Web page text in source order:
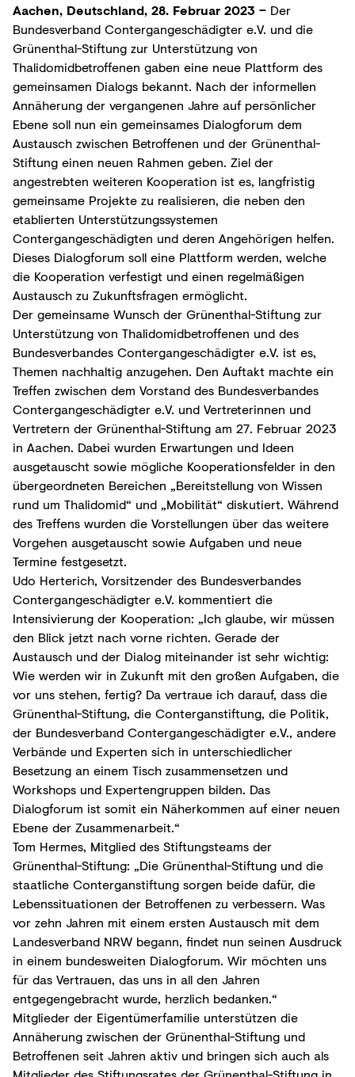
Aachen, Deutschland, 28. Februar 2023 – Der
Bundesverband Contergangeschädigter e.V. und die
Grünenthal-Stiftung zur Unterstützung von
Thalidomidbetroffenen gaben eine neue Plattform des
gemeinsamen Dialogs bekannt. Nach der informellen
Annäherung der vergangenen Jahre auf persönlicher
Ebene soll nun ein gemeinsames Dialogforum dem
Austausch zwischen Betroffenen und der Grünenthal-
Stiftung einen neuen Rahmen geben. Ziel der
angestrebten weiteren Kooperation ist es, langfristig
gemeinsame Projekte zu realisieren, die neben den
etablierten Unterstützungssystemen
Contergangeschädigten und deren Angehörigen helfen.
Dieses Dialogforum soll eine Plattform werden, welche
die Kooperation verfestigt und einen regelmäßigen
Austausch zu Zukunftsfragen ermöglicht.
Der gemeinsame Wunsch der Grünenthal-Stiftung zur
Unterstützung von Thalidomidbetroffenen und des
Bundesverbandes Contergangeschädigter e.V. ist es,
Themen nachhaltig anzugehen. Den Auftakt machte ein
Treffen zwischen dem Vorstand des Bundesverbandes
Contergangeschädigter e.V. und Vertreterinnen und
Vertretern der Grünenthal-Stiftung am 27. Februar 2023
in Aachen. Dabei wurden Erwartungen und Ideen
ausgetauscht sowie mögliche Kooperationsfelder in den
übergeordneten Bereichen „Bereitstellung von Wissen
rund um Thalidomid“ und „Mobilität“ diskutiert. Während
des Treffens wurden die Vorstellungen über das weitere
Vorgehen ausgetauscht sowie Aufgaben und neue
Termine festgesetzt.
Udo Herterich, Vorsitzender des Bundesverbandes
Contergangeschädigter e.V. kommentiert die
Intensivierung der Kooperation: „Ich glaube, wir müssen
den Blick jetzt nach vorne richten. Gerade der
Austausch und der Dialog miteinander ist sehr wichtig:
Wie werden wir in Zukunft mit den großen Aufgaben, die
vor uns stehen, fertig? Da vertraue ich darauf, dass die
Grünenthal-Stiftung, die Conterganstiftung, die Politik,
der Bundesverband Contergangeschädigter e.V., andere
Verbände und Experten sich in unterschiedlicher
Besetzung an einem Tisch zusammensetzen und
Workshops und Expertengruppen bilden. Das
Dialogforum ist somit ein Näherkommen auf einer neuen
Ebene der Zusammenarbeit.“
Tom Hermes, Mitglied des Stiftungsteams der
Grünenthal-Stiftung: „Die Grünenthal-Stiftung und die
staatliche Conterganstiftung sorgen beide dafür, die
Lebenssituationen der Betroffenen zu verbessern. Was
vor zehn Jahren mit einem ersten Austausch mit dem
Landesverband NRW begann, findet nun seinen Ausdruck
in einem bundesweiten Dialogforum. Wir möchten uns
für das Vertrauen, das uns in all den Jahren
entgegengebracht wurde, herzlich bedanken.“
Mitglieder der Eigentümerfamilie unterstützen die
Annäherung zwischen der Grünenthal-Stiftung und
Betroffenen seit Jahren aktiv und bringen sich auch als